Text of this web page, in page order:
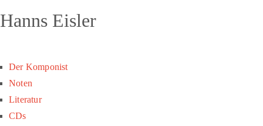
Hanns Eisler
Der Komponist
Noten
Literatur
CDs